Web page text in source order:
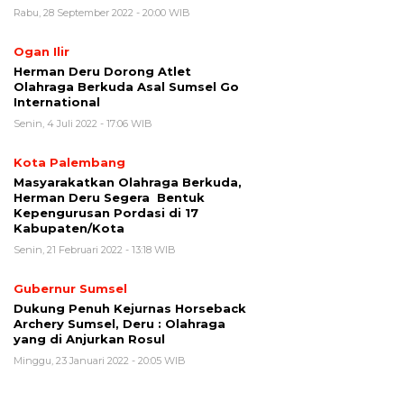
Rabu, 28 September 2022 - 20:00 WIB
Ogan Ilir
Herman Deru Dorong Atlet
Olahraga Berkuda Asal Sumsel Go
International
Senin, 4 Juli 2022 - 17:06 WIB
Kota Palembang
Masyarakatkan Olahraga Berkuda,
Herman Deru Segera Bentuk
Kepengurusan Pordasi di 17
Kabupaten/Kota
Senin, 21 Februari 2022 - 13:18 WIB
Gubernur Sumsel
Dukung Penuh Kejurnas Horseback
Archery Sumsel, Deru : Olahraga
yang di Anjurkan Rosul
Minggu, 23 Januari 2022 - 20:05 WIB